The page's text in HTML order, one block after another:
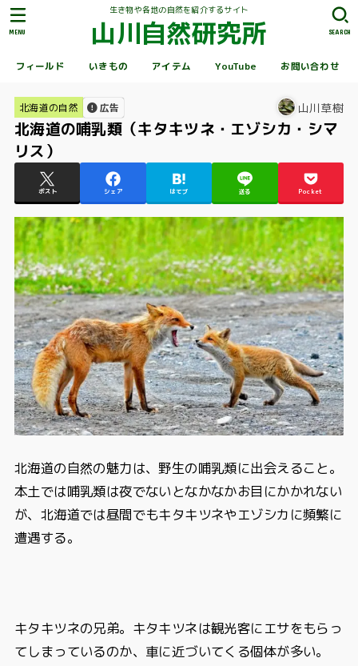
生き物や各地の自然を紹介するサイト
山川自然研究所
フィールド いきもの アイテム YouTube お問い合わせ
SEARCH
MENU
北海道の自然 広告 山川草樹
北海道の哺乳類（キタキツネ・エゾシカ・シマ
リス）
ポスト シェア はてブ 送る Pocket
北海道の自然の魅力は、野生の哺乳類に出会えること。
本土では哺乳類は夜でないとなかなかお目にかかれない
が、北海道では昼間でもキタキツネやエゾシカに頻繁に
遭遇する。
キタキツネの兄弟。キタキツネは観光客にエサをもらっ
てしまっているのか、車に近づいてくる個体が多い。